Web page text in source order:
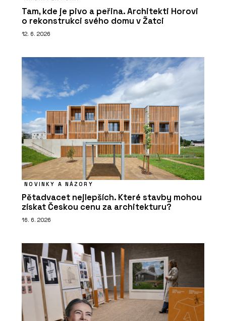
Tam, kde je pivo a peřina. Architekti Horovi
o rekonstrukci svého domu v Žatci
12. 6. 2026
NOVINKY A NÁZORY
Pětadvacet nejlepších. Které stavby mohou
získat Českou cenu za architekturu?
16. 6. 2026